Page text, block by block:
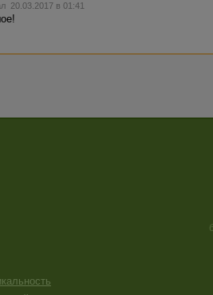
20.03.2017 в 01:41